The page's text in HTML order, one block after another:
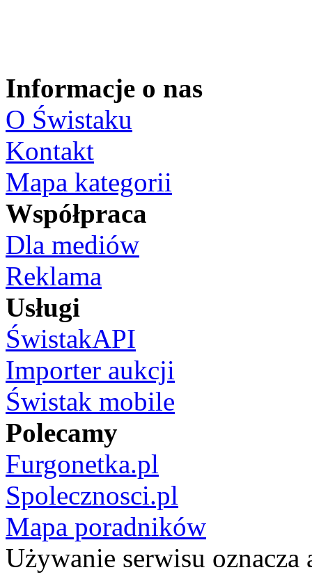
Informacje o nas
O Świstaku
Kontakt
Mapa kategorii
Współpraca
Dla mediów
Reklama
Usługi
ŚwistakAPI
Importer aukcji
Świstak mobile
Polecamy
Furgonetka.pl
Spolecznosci.pl
Mapa poradników
Używanie serwisu oznacza